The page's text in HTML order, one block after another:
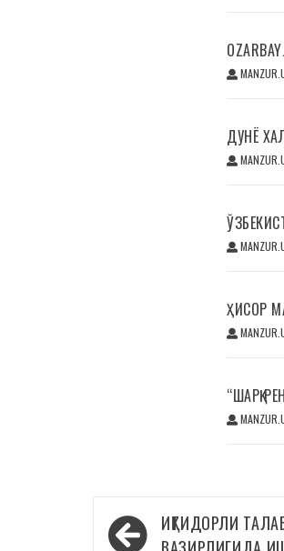
ДУНЁ
ҲИСОР
“ШАРҚ
Навигация
ИҚТИДОРЛИ